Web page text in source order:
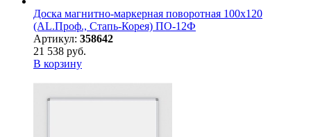
Доска магнитно-маркерная поворотная 100х120
(AL.Проф., Стапь-Корея) ПО-12Ф
Артикул: 358642
21 538 руб.
В корзину